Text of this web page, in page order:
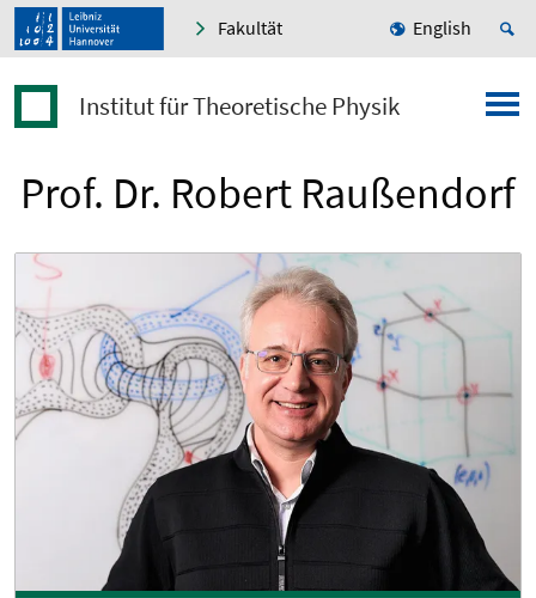
Fakultät English
Institut für Theoretische Physik
Prof. Dr. Robert Raußendorf